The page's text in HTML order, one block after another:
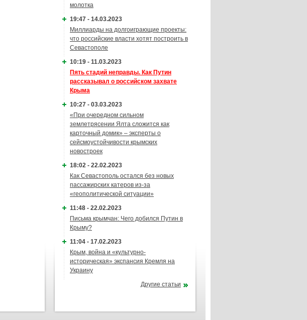
молотка
19:47 - 14.03.2023
Миллиарды на долгоиграющие проекты:
что российские власти хотят построить в
Севастополе
10:19 - 11.03.2023
Пять стадий неправды. Как Путин
рассказывал о российском захвате
Крыма
10:27 - 03.03.2023
«При очередном сильном
землетрясении Ялта сложится как
карточный домик» – эксперты о
сейсмоустойчивости крымских
новостроек
18:02 - 22.02.2023
Как Севастополь остался без новых
пассажирских катеров из-за
«геополитической ситуации»
11:48 - 22.02.2023
Письма крымчан: Чего добился Путин в
Крыму?
11:04 - 17.02.2023
Крым, война и «культурно-
историческая» экспансия Кремля на
Украину
Другие статьи